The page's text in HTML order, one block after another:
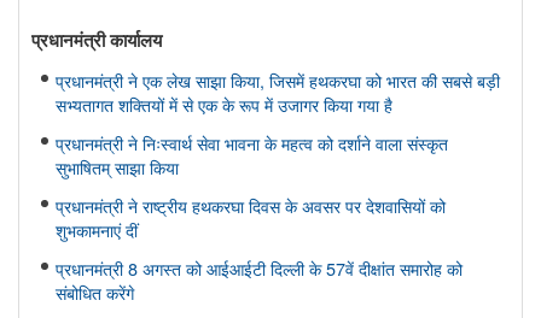
प्रधानमंत्री कार्यालय
प्रधानमंत्री ने एक लेख साझा किया, जिसमें हथकरघा को भारत की सबसे बड़ी
सभ्यतागत शक्तियों में से एक के रूप में उजागर किया गया है
प्रधानमंत्री ने निःस्वार्थ सेवा भावना के महत्व को दर्शाने वाला संस्कृत
सुभाषितम् साझा किया
प्रधानमंत्री ने राष्ट्रीय हथकरघा दिवस के अवसर पर देशवासियों को
शुभकामनाएं दीं
प्रधानमंत्री 8 अगस्त को आईआईटी दिल्ली के 57वें दीक्षांत समारोह को
संबोधित करेंगे